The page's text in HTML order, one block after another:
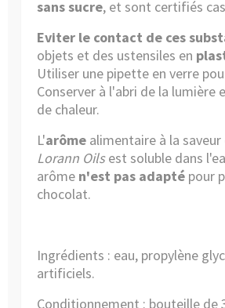
sans sucre, et sont certifiés
Eviter le contact de ces
objets et des ustensiles en
Utiliser une pipette en verre
Conserver à l'abri de la lumière
de chaleur.
L'arôme alimentaire à la saveur
Lorann Oilsest soluble dans
arôme n'est pas adapté pour
chocolat.
Ingrédients : eau, propylène
artificiels.
Conditionnement : bouteille de